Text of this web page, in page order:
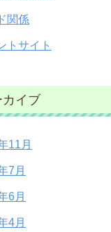
関係
トサイト
カイブ
11月
7月
6月
4月